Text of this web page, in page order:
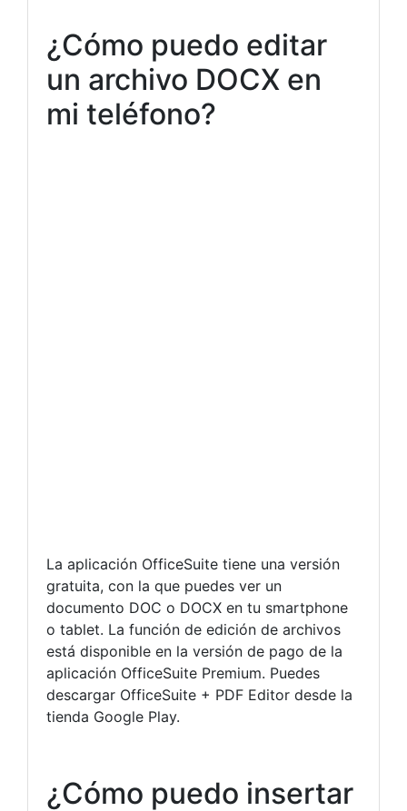
¿Cómo puedo editar
un archivo DOCX en
mi teléfono?
La aplicación OfficeSuite tiene una versión
gratuita, con la que puedes ver un
documento DOC o DOCX en tu smartphone
o tablet. La función de edición de archivos
está disponible en la versión de pago de la
aplicación OfficeSuite Premium. Puedes
descargar OfficeSuite + PDF Editor desde la
tienda Google Play.
¿Cómo puedo insertar